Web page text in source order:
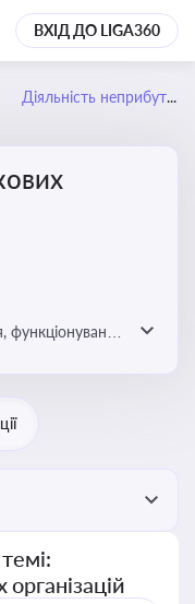
ВХІД ДО LIGA360
Діяльність неприбуткових організацій